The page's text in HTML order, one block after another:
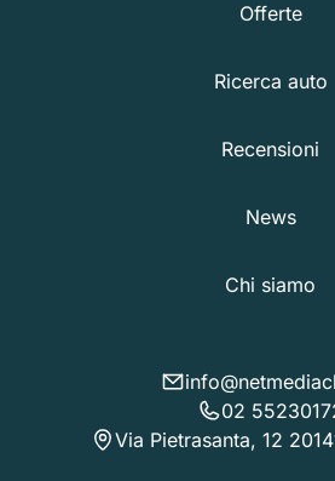
Offerte
Ricerca auto
Recensioni
News
Chi siamo
02
Via Pietrasanta, 12